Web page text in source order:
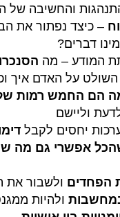
והחשיבה של
– כיצד נפתור את
דברים?
המודע – מה
השולט על האדם איך
הם החמש רמות
וליישם
יחסים לקבל
אפשרי גם מה
הפחדים ולשבור את
ולהיות